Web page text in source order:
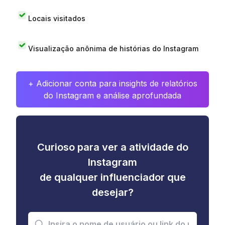
Locais visitados
Visualização anônima de histórias do Instagram
+ Adicionar conta para insights de relatórios
do Instagram e análise aprofundada
Curioso para ver a atividade do
Instagram
de qualquer influenciador que
desejar?